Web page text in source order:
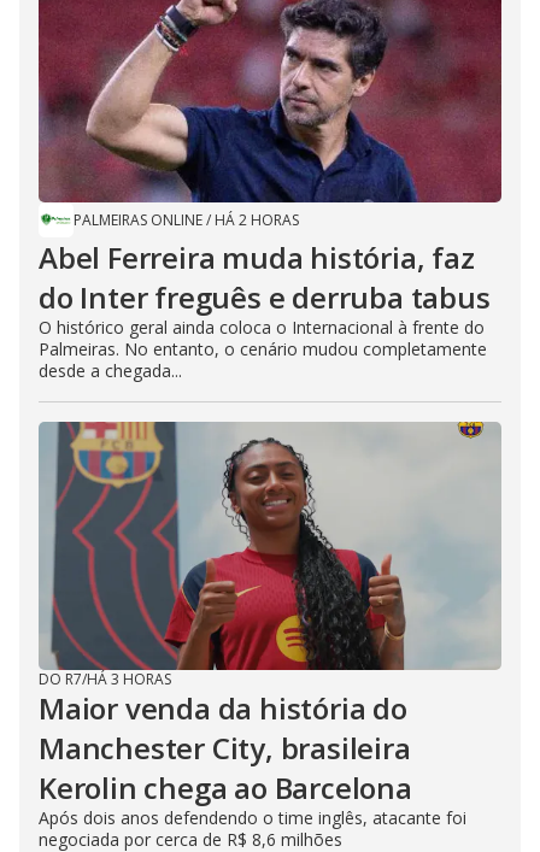
PALMEIRAS ONLINE/ HÁ 2 HORAS
Abel Ferreira muda história, faz
do Inter freguês e derruba tabus
O histórico geral ainda coloca o Internacional à frente do
Palmeiras. No entanto, o cenário mudou completamente
desde a chegada...
DO R7/HÁ 3 HORAS
Maior venda da história do
Manchester City, brasileira
Kerolin chega ao Barcelona
Após dois anos defendendo o time inglês, atacante foi
negociada por cerca de R$ 8,6 milhões